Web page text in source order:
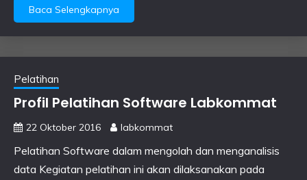
Baca Selengkapnya
Pelatihan
Profil Pelatihan Software Labkommat
22 Oktober 2016 labkommat
Pelatihan Software dalam mengolah dan menganalisis
data Kegiatan pelatihan ini akan dilaksanakan pada